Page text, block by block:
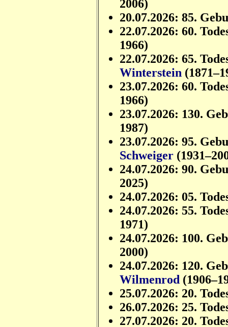
2006)
20.07.2026: 85.
22.07.2026: 60.
1966)
22.07.2026: 65.
Winterstein
23.07.2026: 60.
1966)
23.07.2026: 130.
1987)
23.07.2026: 95.
Schweiger
24.07.2026: 90.
2025)
24.07.2026: 05.
24.07.2026: 55.
1971)
24.07.2026: 100.
2000)
24.07.2026: 120.
Wilmenrod
25.07.2026: 20.
26.07.2026: 25.
27.07.2026: 20.